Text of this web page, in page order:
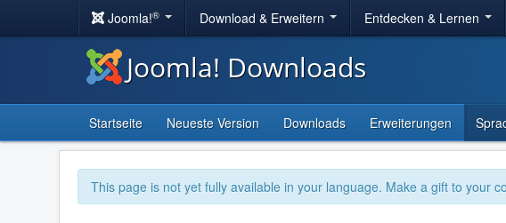
Joomla!® Download & Erweitern Entdecken & Lernen
Joomla! Downloads
Startseite Neueste Version Downloads Erweiterungen
This page is not yet fully available in your language. Make a gift to your